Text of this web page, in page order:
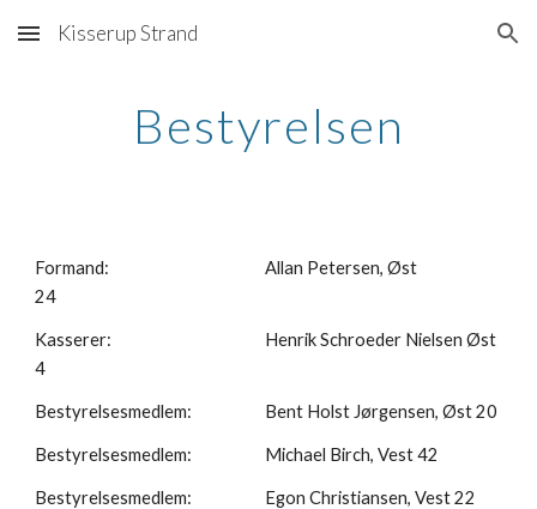
Skip to main content Skip to navigation
Kisserup Strand
Bestyrelsen
Formand:
Allan Petersen, Øst
24
Kasserer:
Henrik Schroeder Nielsen Øst
4
Bestyrelsesmedlem: Bent Holst Jørgensen, Øst 20
Bestyrelsesmedlem: Michael Birch, Vest 42
Bestyrelsesmedlem: Egon Christiansen, Vest 22